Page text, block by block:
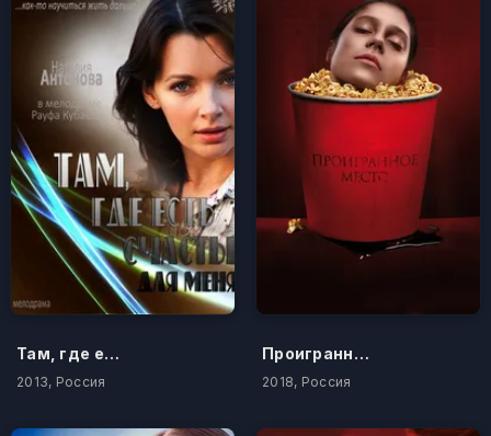
Там, где есть счастье для меня
2013, Россия
Проигранное место
2018, Россия